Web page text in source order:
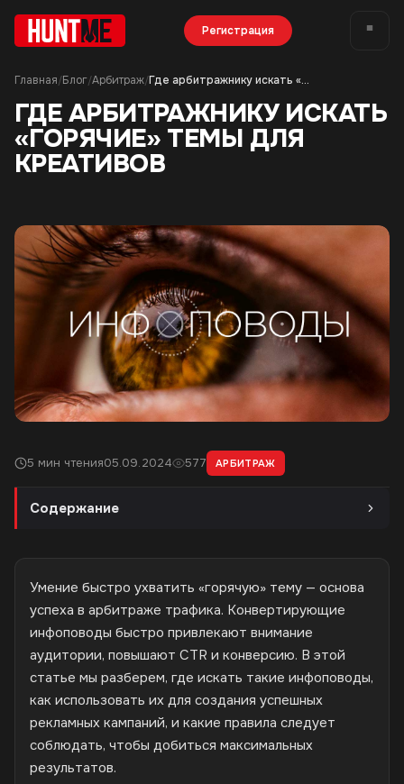
Регистрация
Главная/Блог/Арбитраж/ Где арбитражнику искать «горячие» темы для креативов
ГДЕ АРБИТРАЖНИКУ ИСКАТЬ
«ГОРЯЧИЕ» ТЕМЫ ДЛЯ
КРЕАТИВОВ
5 мин чтения05.09.2024 577 АРБИТРАЖ
Содержание
Умение быстро ухватить «горячую» тему — основа
успеха в арбитраже трафика. Конвертирующие
инфоповоды быстро привлекают внимание
аудитории, повышают CTR и конверсию. В этой
статье мы разберем, где искать такие инфоповоды,
как использовать их для создания успешных
рекламных кампаний, и какие правила следует
соблюдать, чтобы добиться максимальных
результатов.